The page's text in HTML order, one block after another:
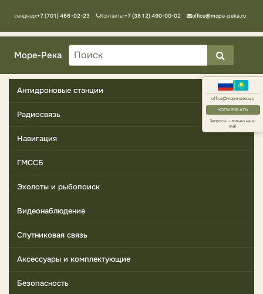
office@mope-peka.ru
КОПИРОВАТЬ
Запросы — только на e-
mail
Мессенджер:+7 (701) 466-02-23 Контакты:+7 (3812) 490-00-02 office@mope-peka.ru
Море-Река
Антидроновые станции
Радиосвязь
Навигация
ГМССБ
Эхолоты и рыбопоиск
Видеонаблюдение
Спутниковая связь
Аксессуары и комплектующие
Безопасность